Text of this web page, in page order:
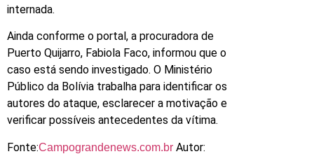
internada.
Ainda conforme o portal, a procuradora de
Puerto Quijarro, Fabiola Faco, informou que o
caso está sendo investigado. O Ministério
Público da Bolívia trabalha para identificar os
autores do ataque, esclarecer a motivação e
verificar possíveis antecedentes da vítima.
Fonte:Campograndenews.com.br Autor: